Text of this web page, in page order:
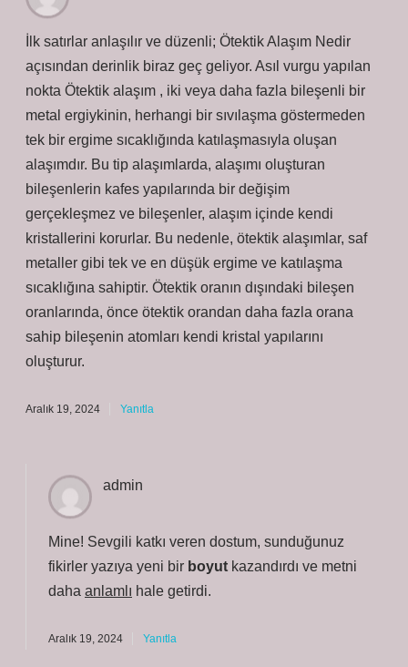
İlk satırlar anlaşılır ve düzenli; Ötektik Alaşım Nedir
açısından derinlik biraz geç geliyor. Asıl vurgu yapılan
nokta Ötektik alaşım , iki veya daha fazla bileşenli bir
metal ergiykinin, herhangi bir sıvılaşma göstermeden
tek bir ergime sıcaklığında katılaşmasıyla oluşan
alaşımdır. Bu tip alaşımlarda, alaşımı oluşturan
bileşenlerin kafes yapılarında bir değişim
gerçekleşmez ve bileşenler, alaşım içinde kendi
kristallerini korurlar. Bu nedenle, ötektik alaşımlar, saf
metaller gibi tek ve en düşük ergime ve katılaşma
sıcaklığına sahiptir. Ötektik oranın dışındaki bileşen
oranlarında, önce ötektik orandan daha fazla orana
sahip bileşenin atomları kendi kristal yapılarını
oluşturur.
Aralık 19, 2024 Yanıtla
admin
Mine! Sevgili katkı veren dostum, sunduğunuz
fikirler yazıya yeni bir boyut kazandırdı ve metni
daha anlamlı hale getirdi.
Aralık 19, 2024 Yanıtla